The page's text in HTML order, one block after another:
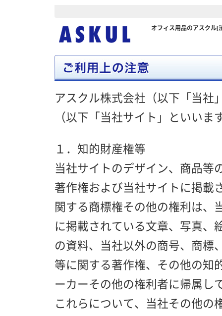
オフィス用品のアスクル[
アスクル株式会社（以下「当社
（以下「当社サイト」といいま
１．知的財産権等
当社サイトのデザイン、商品等
著作権および当社サイトに掲載
関する商標権その他の権利は、
に掲載されている文章、写真、
の資料、当社以外の商号、商標
等に関する著作権、その他の知
ーカーその他の権利者に帰属し
これらについて、当社その他の